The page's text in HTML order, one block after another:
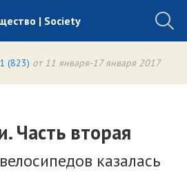
| Society
(823) от 11 января-17 января 2017
Часть вторая
казалась